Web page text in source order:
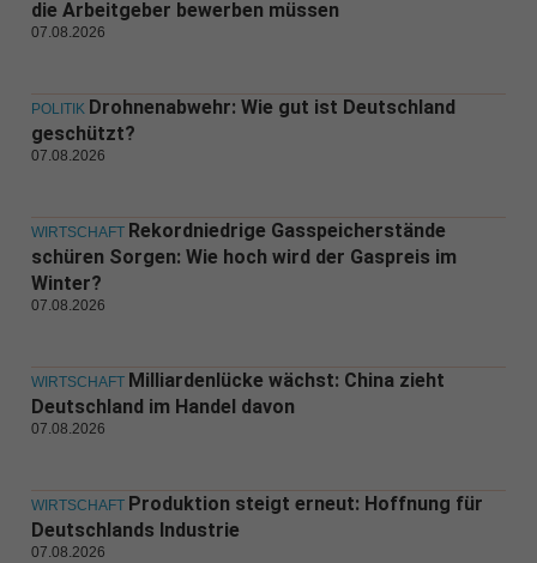
die Arbeitgeber bewerben müssen
07.08.2026
POLITIK Drohnenabwehr: Wie gut ist Deutschland
geschützt?
07.08.2026
WIRTSCHAFT Rekordniedrige Gasspeicherstände
schüren Sorgen: Wie hoch wird der Gaspreis im
Winter?
07.08.2026
WIRTSCHAFT Milliardenlücke wächst: China zieht
Deutschland im Handel davon
07.08.2026
WIRTSCHAFT Produktion steigt erneut: Hoffnung für
Deutschlands Industrie
07.08.2026